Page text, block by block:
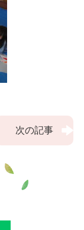
次の記事